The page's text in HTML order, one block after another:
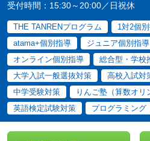
受付時間：15:30～20:00／日祝休
THE TANRENプログラム 1対2個
atama+個別指導
ジュニア個別指導
オンライン個別指導
総合型・学校
大学入試一般選抜対策
高校入試対
中学受験対策
りんご塾（算数オリ
英語検定試験対策
プログラミング